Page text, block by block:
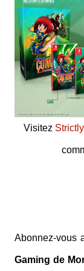
Visitez
Abonnez-vous
Gaming de